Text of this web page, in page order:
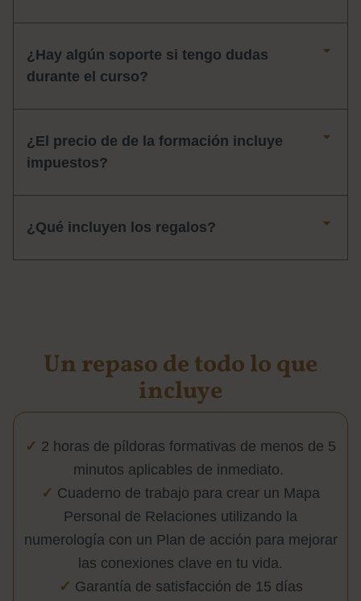
¿Hay algún soporte si tengo dudas
durante el curso?
¿El precio de de la formación incluye
impuestos?
¿Qué incluyen los regalos?
Un repaso de todo lo que
incluye
✓ 2 horas de píldoras formativas de menos de 5
minutos aplicables de inmediato.
✓ Cuaderno de trabajo para crear un Mapa
Personal de Relaciones utilizando la
numerología con un Plan de acción para mejorar
las conexiones clave en tu vida.
✓ Garantía de satisfacción de 15 días